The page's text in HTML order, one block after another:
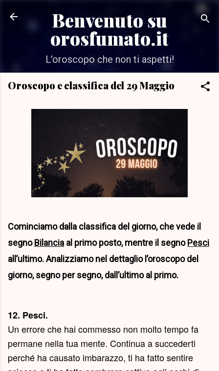
Passa ai contenuti principali
Benvenuto su
orosfumato.it
L'oroscopo che non ti aspetti!
Oroscopo e classifica del 29 Maggio
Cominciamo dalla classifica del giorno, che vede il
segnoBilancia al primo posto, mentre il segnoPesci
all’ultimo. Analizziamo nel dettaglio l’oroscopo del
giorno, segno per segno, dall’ultimo al primo.
12. Pesci.
Un errore che hai commesso non molto tempo fa
permane nella tua mente. Continua a succederti
perché ha causato imbarazzo, ti ha fatto sentire